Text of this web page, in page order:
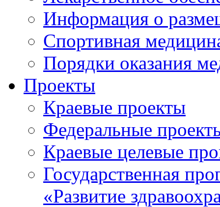
Информация о
Спортивная
Порядки оказания
Проекты
Краевые проекты
Федеральные
Краевые целевые
Государственная
«Развитие